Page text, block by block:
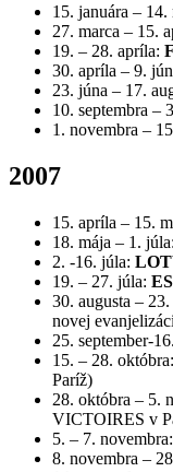
15. januára – 14.
27. marca – 15.
19. – 28. apríla:
30. apríla – 9.
23. júna – 17.
10. septembra –
1. novembra –
2007
15. apríla – 15.
18. mája – 1. júla:
2. -16. júla:
19. – 27. júla:
30. augusta – 23.
novej
25. september-
15. – 28. októbra:
Paríž)
28. októbra – 5.
VICTOIRES v
5. – 7. novembra:
8. novembra –